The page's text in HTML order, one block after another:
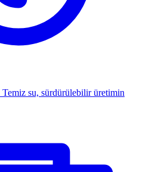
Temiz su, sürdürülebilir üretimin